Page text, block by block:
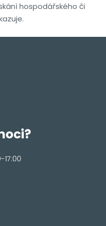
hospodářského či